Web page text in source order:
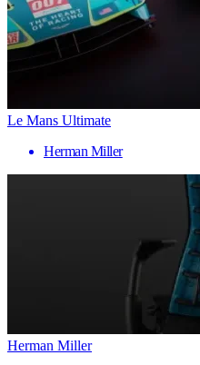
Le Mans Ultimate
Herman Miller
Herman Miller